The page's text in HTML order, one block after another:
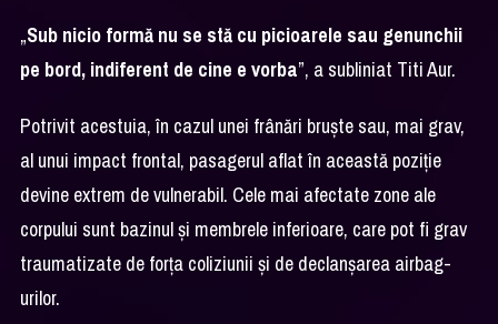
„Sub nicio formă nu se stă cu picioarele sau genunchii
pe bord, indiferent de cine e vorba”, a subliniat Titi Aur.
Potrivit acestuia, în cazul unei frânări bruște sau, mai grav,
al unui impact frontal, pasagerul aflat în această poziție
devine extrem de vulnerabil. Cele mai afectate zone ale
corpului sunt bazinul și membrele inferioare, care pot fi grav
traumatizate de forța coliziunii și de declanșarea airbag-
urilor.